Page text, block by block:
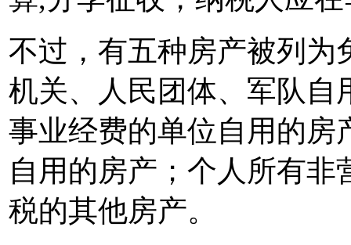
不过，有五种房产被列为
机关、人民团体、军队自
事业经费的单位自用的房
自用的房产；个人所有
税的其他房产。